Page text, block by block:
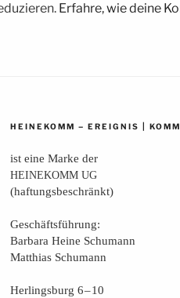
Erfahre, wie deine
HEINEKOMM – EREIGNIS
ist eine Mar­ke der
HEINEKOMM UG
(haf­tungs­be­schränkt)
Geschäfts­füh­rung:
Bar­ba­ra Hei­ne Schumann
Mat­thi­as Schumann
Her­lings­burg 6 – 10